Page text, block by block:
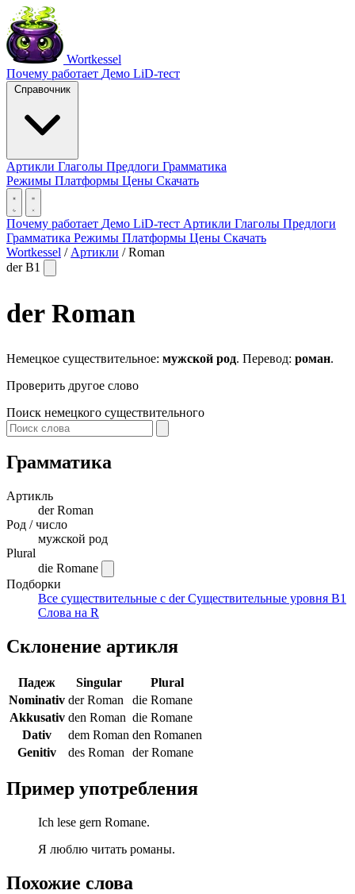
Wortkessel
Почему работает Демо LiD-тест
Справочник
Артикли Глаголы Предлоги Грамматика
Режимы Платформы Цены Скачать
Почему работает Демо LiD-тест Артикли Глаголы Предлоги
Грамматика Режимы Платформы Цены Скачать
Wortkessel / Артикли / Roman
derB1
derRoman
Немецкое существительное: мужской род. Перевод: роман.
Проверить другое слово
Поиск немецкого существительного
Грамматика
Артикль
derRoman
Род / число
мужской род
Plural
die Romane
Подборки
Все существительные с derСуществительные уровня B1
Слова на R
Склонение артикля
Падеж Singular
Plural
Nominativ der Roman
die Romane
Akkusativ den Roman die Romane
Dativ
dem Roman den Romanen
Genitiv
des Roman der Romane
Пример употребления
Ich lese gern Romane.
Я люблю читать романы.
Похожие слова